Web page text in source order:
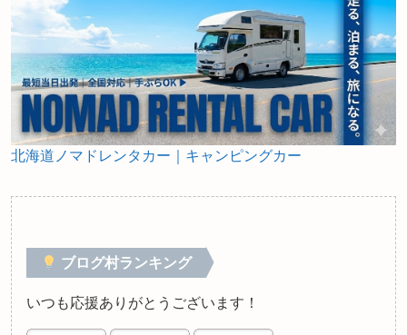
北海道ノマドレンタカー｜キャンピングカー
ブログ村ランキング
いつも応援ありがとうございます！